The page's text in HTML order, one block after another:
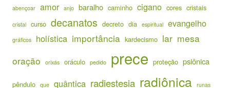
abençoar amor anjo baralho caminho cigano cores cristais
cristal curso decanatos decreto dia espiritual evangelho
gráficos holística importância kardecismo lar mesa
oração
orixás oráculo pedido prece proteção psiônica
pêndulo que quântica radiestesia radiônica runas